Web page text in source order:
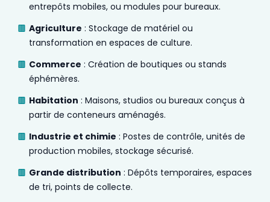
entrepôts mobiles, ou modules pour bureaux.
Agriculture : Stockage de matériel ou
transformation en espaces de culture.
Commerce : Création de boutiques ou stands
éphémères.
Habitation : Maisons, studios ou bureaux conçus à
partir de conteneurs aménagés.
Industrie et chimie : Postes de contrôle, unités de
production mobiles, stockage sécurisé.
Grande distribution : Dépôts temporaires, espaces
de tri, points de collecte.